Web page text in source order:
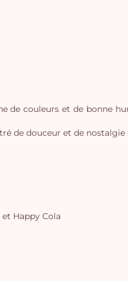
couleurs et de bonne
de douceur et de nostalgie
et Happy Cola